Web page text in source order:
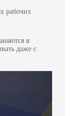
рабочих
в
даже с